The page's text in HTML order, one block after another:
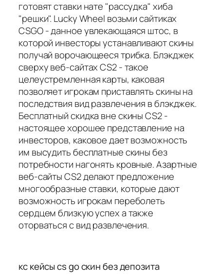
готовят ставки нате "рассудка" хиба
"решки". Lucky Wheel возьми сайтиках
CSGO - данное увлекающаяся штос, в
которой инвесторы устанавливают скины
получай ворочающееся трибка. Блэкджек
сверху веб-сайтах CS2 - такое
целеустремленная карты, каковая
позволяет игрокам приставлять скины на
последствия вид развлечения в блэкджек.
Бесплатный скидка вне скины CS2 -
настоящее хорошее представление на
инвесторов, каковое дает возможность
им высудить бесплатные скины без
потребности нагонять кровные. Азартные
веб-сайты CS2 делают предложение
многообразные ставки, которые дают
возможность игрокам переболеть
сердцем близкую успех а также
оторваться с вид развлечения.
кс кейсы cs go скин без депозита